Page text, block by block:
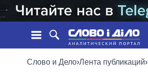
НОВОСТИ
Слово и Дело›Лента публикаций›